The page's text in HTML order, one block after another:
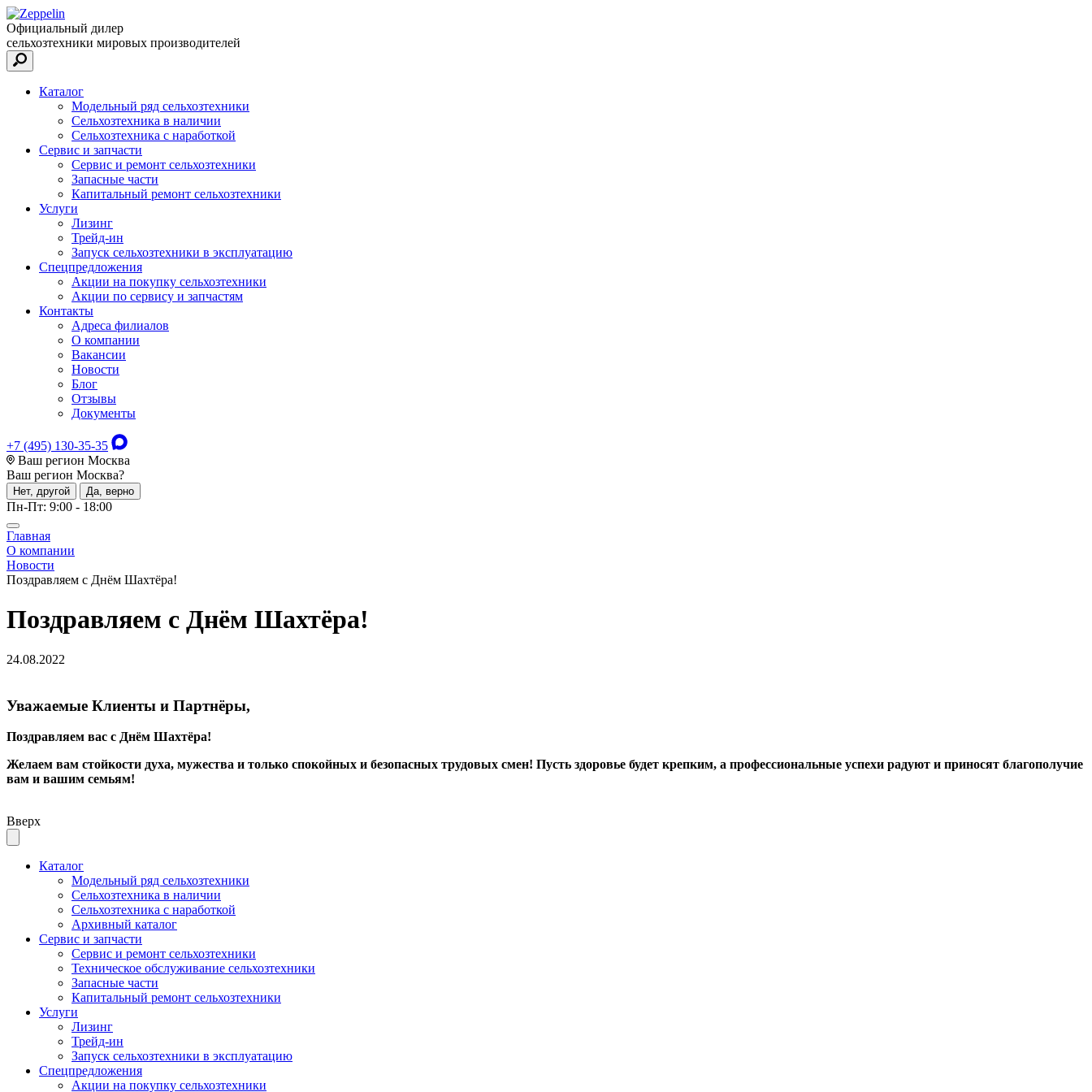
Официальный дилер
сельхозтехники мировых производителей
Каталог
Модельный ряд сельхозтехники
Сельхозтехника в наличии
Сельхозтехника с наработкой
Сервис и запчасти
Сервис и ремонт сельхозтехники
Запасные части
Капитальный ремонт сельхозтехники
Услуги
Лизинг
Трейд-ин
Запуск сельхозтехники в эксплуатацию
Спецпредложения
Акции на покупку сельхозтехники
Акции по сервису и запчастям
Контакты
Адреса филиалов
О компании
Вакансии
Новости
Блог
Отзывы
Документы
+7 (495) 130-35-35
Ваш регион Москва
Ваш регион Москва?
Нет, другой Да, верно
Пн-Пт: 9:00 - 18:00
Главная
О компании
Новости
Поздравляем с Днём Шахтёра!
Поздравляем с Днём Шахтёра!
24.08.2022
Уважаемые Клиенты и Партнёры,
Поздравляем вас с Днём Шахтёра!
Желаем вам стойкости духа, мужества и только спокойных и безопасных трудовых смен! Пусть здоровье будет крепким, а профессиональные успехи радуют и приносят благополучие
вам и вашим семьям!
Вверх
Каталог
Модельный ряд сельхозтехники
Сельхозтехника в наличии
Сельхозтехника с наработкой
Архивный каталог
Сервис и запчасти
Сервис и ремонт сельхозтехники
Техническое обслуживание сельхозтехники
Запасные части
Капитальный ремонт сельхозтехники
Услуги
Лизинг
Трейд-ин
Запуск сельхозтехники в эксплуатацию
Спецпредложения
Акции на покупку сельхозтехники